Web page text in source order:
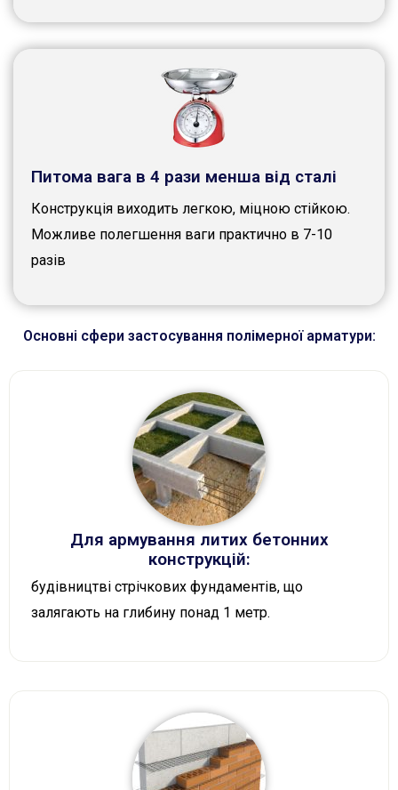
Питома вага в 4 рази менша від сталі
Конструкція виходить легкою, міцною стійкою.
Можливе полегшення ваги практично в 7-10
разів
Основні сфери застосування полімерної арматури:
Для армування литих бетонних
конструкцій:
будівництві стрічкових фундаментів, що
залягають на глибину понад 1 метр.